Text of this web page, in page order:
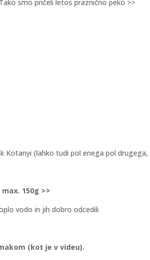
smo pričeli letos praznično peko >>
Kotanyi (lahko tudi pol enega pol
150g >>
vodo in jih dobro odcedili
(kot je v videu).